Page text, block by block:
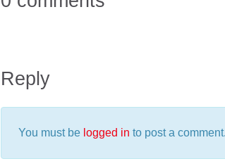
Reply
You must be logged in to post a comment.